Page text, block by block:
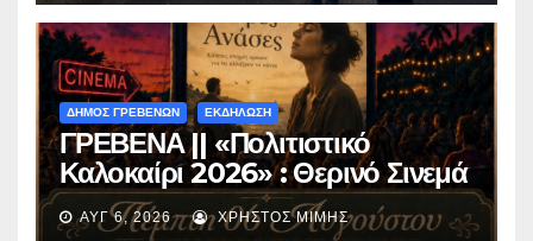
ΔΗΜΟΣ ΓΡΕΒΕΝΩΝ ΕΚΔΗΛΩΣΗ
ΓΡΕΒΕΝΑ || «Πολιτιστικό
Καλοκαίρι 2026» : Θερινό Σινεμά
με την βραβευμένη ταινία
«Μικρές Ανάσες».
ΑΥΓ 6, 2026 ΧΡΉΣΤΟΣ ΜΊΜΗΣ